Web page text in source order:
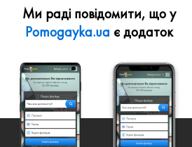
Ми раді повідомити, що у
Pomogayka.ua є додаток